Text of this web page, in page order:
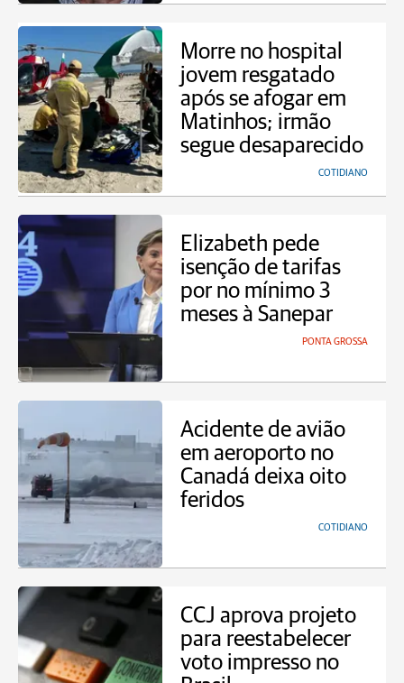
Morre no hospital
jovem resgatado
após se afogar em
Matinhos; irmão
segue desaparecido
COTIDIANO
Elizabeth pede
isenção de tarifas
por no mínimo 3
meses à Sanepar
PONTA GROSSA
Acidente de avião
em aeroporto no
Canadá deixa oito
feridos
COTIDIANO
CCJ aprova projeto
para reestabelecer
voto impresso no